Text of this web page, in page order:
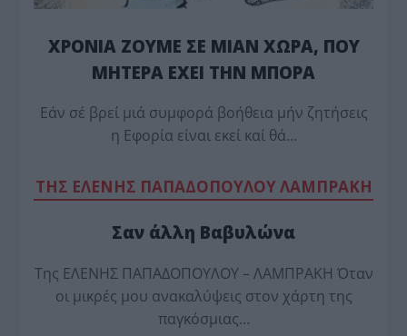
ΧΡΟΝΙΑ ΖΟΥΜΕ ΣΕ ΜΙΑΝ ΧΩΡΑ, ΠΟΥ
ΜΗΤΕΡΑ ΕΧΕΙ ΤΗΝ ΜΠΟΡΑ
Εάν σέ βρεί μιά συμφορά βοήθεια μήν ζητήσεις
η Εφορία είναι εκεί καί θά…
TΗΣ ΕΛΕΝΗΣ ΠΑΠΑΔΟΠΟΥΛΟΥ ΛΑΜΠΡΑΚΗ
Σαν άλλη Βαβυλώνα
Της ΕΛΕΝΗΣ ΠΑΠΑΔΟΠΟΥΛΟΥ – ΛΑΜΠΡΑΚΗ Όταν
οι μικρές μου ανακαλύψεις στον χάρτη της
παγκόσμιας…